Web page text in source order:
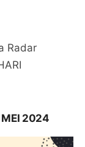
Radar
MEI 2024